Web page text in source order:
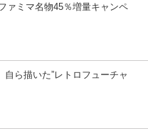
ァミマ名物45％増量キャンペ
ら描いた”レトロフューチャ